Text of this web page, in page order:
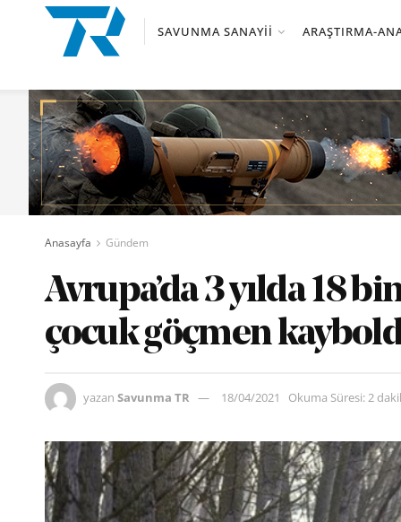
SAVUNMA SANAYII ARAŞTIRMA-
Anasayfa Gündem
Avrupa’da 3 yılda 18
çocuk göçmen
yazan Savunma TR 18/04/2021 Okuma Süresi: 2